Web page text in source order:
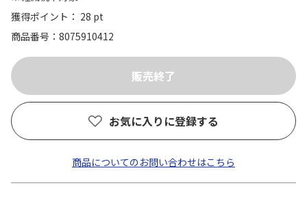
獲得ポイント： 28 pt
商品番号
8075910412
お気に入りに登録する
商品についてのお問い合わせはこちら